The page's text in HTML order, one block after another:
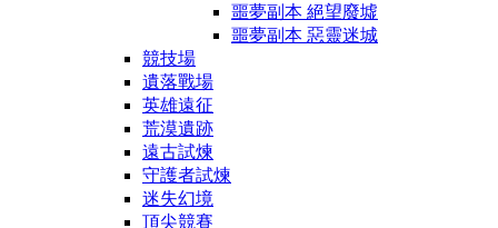
噩夢副本 絕望廢墟
噩夢副本 惡靈迷城
競技場
遺落戰場
英雄遠征
荒漠遺跡
遠古試煉
守護者試煉
迷失幻境
頂尖競賽